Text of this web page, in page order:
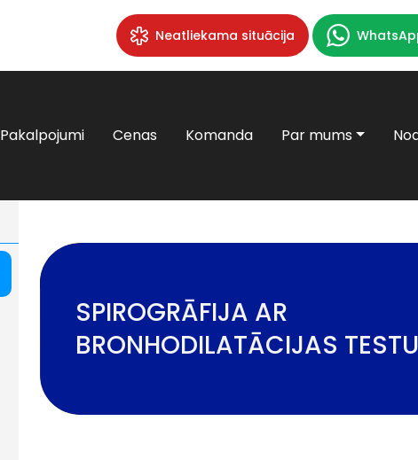
Neatliekama situācija
Pakalpojumi Cenas Komanda Par mums
SPIROGRĀFIJA AR
BRONHODILATĀCIJAS TESTU